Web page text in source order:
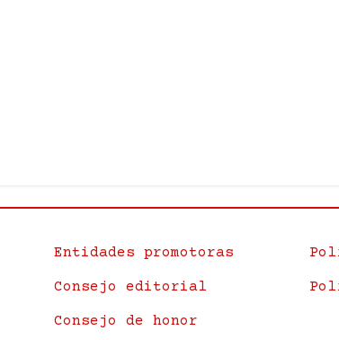
Entidades promotoras
Consejo editorial
Consejo de honor